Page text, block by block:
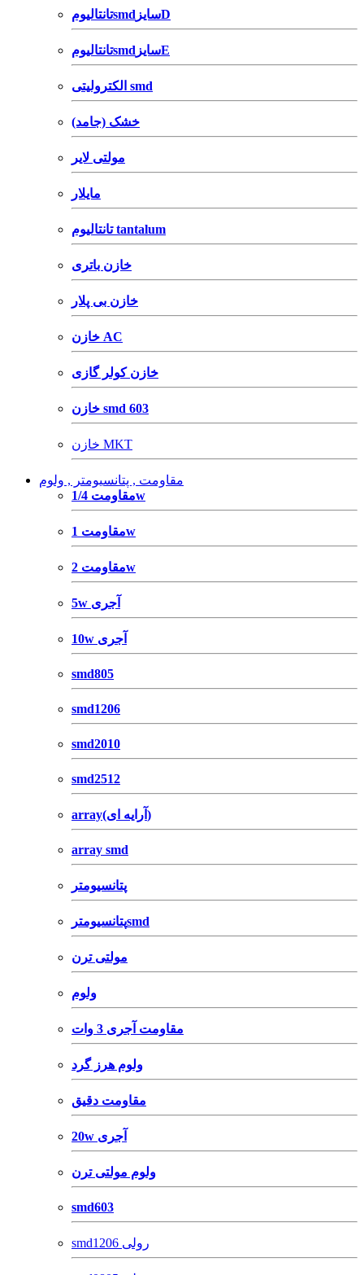
تانتالیومsmdسایزD
تانتالیومsmdسایزE
الکترولیتی smd
خشک (جامد)
مولتی لایر
مایلار
تانتالیوم tantalum
خازن باتری
خازن بی پلار
خازن AC
خازن کولر گازی
خازن smd 603
خازن MKT
مقاومت , پتانسیومتر , ولوم
مقاومت 1/4w
مقاومت 1w
مقاومت 2w
5w آجری
10w آجری
smd805
smd1206
smd2010
smd2512
array(آرایه ای)
array smd
پتانسیومتر
پتانسیومترsmd
مولتی ترن
ولوم
مقاومت آجری 3 وات
ولوم هرز گرد
مقاومت دقیق
20w آجری
ولوم مولتی ترن
smd603
smd1206 رولی